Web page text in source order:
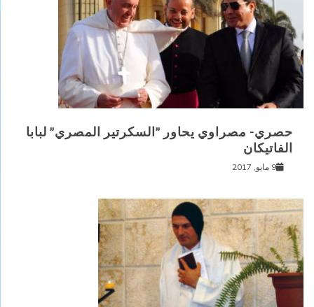
حصري- مصراوي يحاور ”السكرتير المصري” لبابا
الفاتيكان
9 مايو, 2017